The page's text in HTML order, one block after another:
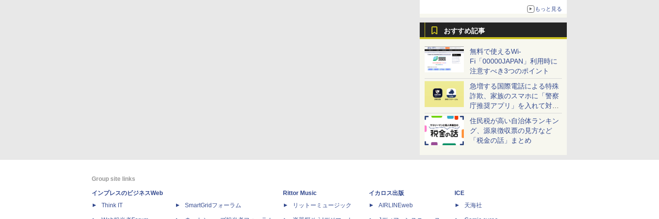
もっと見る
おすすめ記事
無料で使えるWi-
Fi「00000JAPAN」利用時に
注意すべき3つのポイント
急増する国際電話による特殊
詐欺、家族のスマホに「警察
庁推奨アプリ」を入れて対策
しよう！
住民税が高い自治体ランキン
グ、源泉徴収票の見方など
「税金の話」まとめ
Group site links
インプレスのビジネスWeb
Think IT
SmartGridフォーラム
Rittor Music
リットーミュージック
イカロス出版
AIRLINEweb
ICE
天海社